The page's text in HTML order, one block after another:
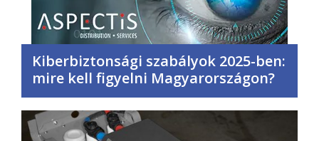
Kiberbiztonsági szabályok 2025-ben:
mire kell figyelni Magyarországon?